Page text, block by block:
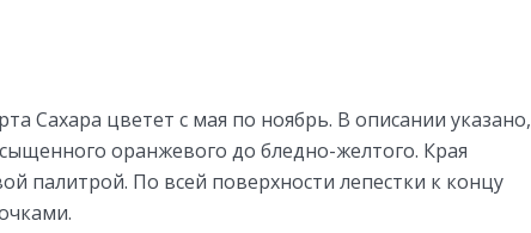
Сахара цветет с мая по ноябрь. В описании указано,
оранжевого до бледно-желтого. Края
палитрой. По всей поверхности лепестки к концу